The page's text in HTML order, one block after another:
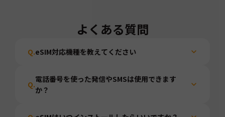
よくある質問
Q.eSIM対応機種を教えてください
Q.
電話番号を使った発信やSMSは使用できます
か？